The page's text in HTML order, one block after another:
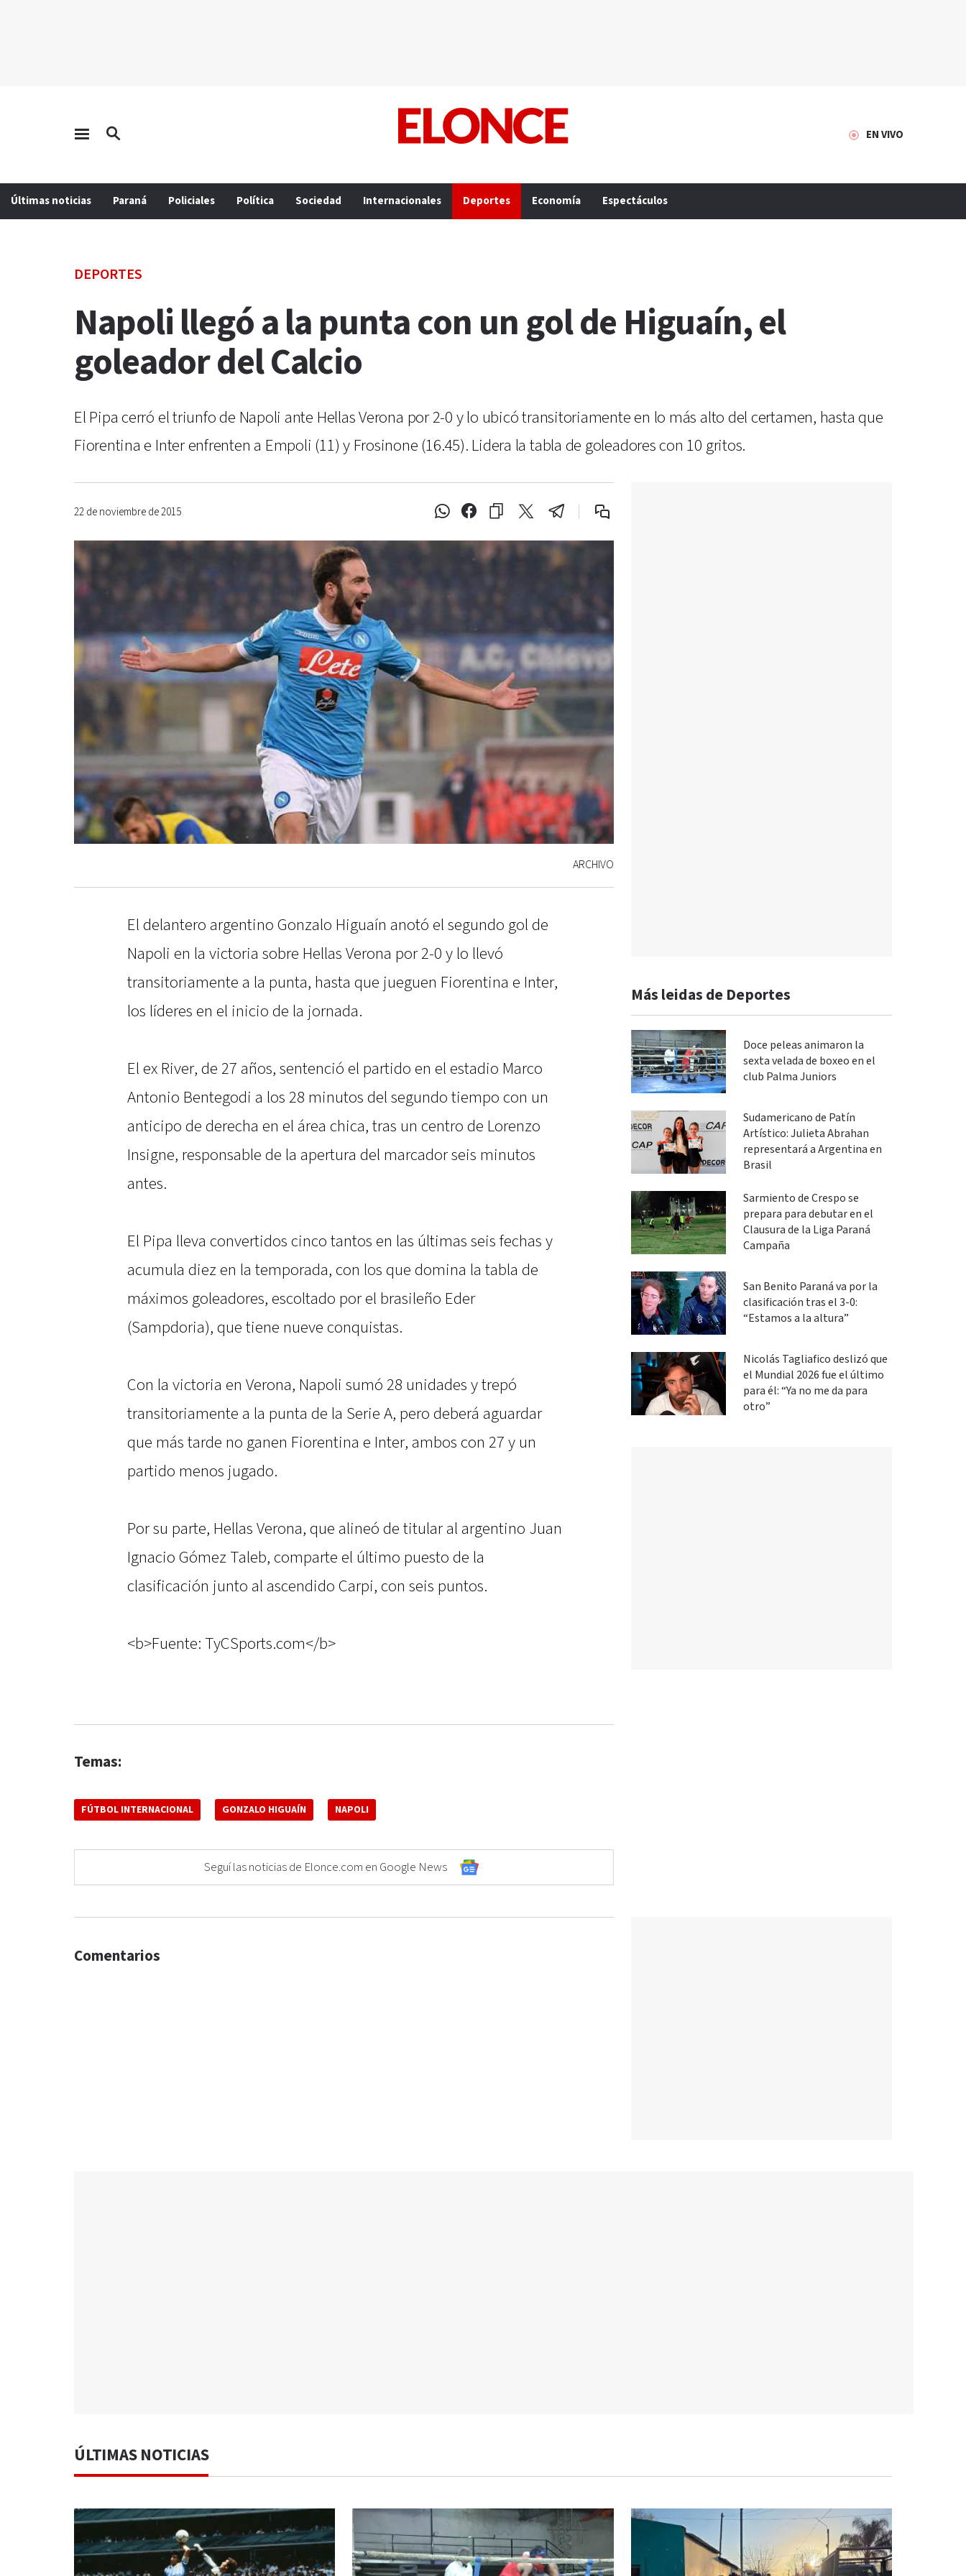
EN VIVO
Últimas noticias Paraná Policiales Política Sociedad Internacionales Deportes Economía Espectáculos
DEPORTES
Napoli llegó a la punta con un gol de Higuaín, el
goleador del Calcio
El Pipa cerró el triunfo de Napoli ante Hellas Verona por 2-0 y lo ubicó transitoriamente en lo más alto del certamen, hasta que
Fiorentina e Inter enfrenten a Empoli (11) y Frosinone (16.45). Lidera la tabla de goleadores con 10 gritos.
22 de noviembre de 2015
ARCHIVO
El delantero argentino Gonzalo Higuaín anotó el segundo gol de
Napoli en la victoria sobre Hellas Verona por 2-0 y lo llevó
transitoriamente a la punta, hasta que jueguen Fiorentina e Inter,
los líderes en el inicio de la jornada.
El ex River, de 27 años, sentenció el partido en el estadio Marco
Antonio Bentegodi a los 28 minutos del segundo tiempo con un
anticipo de derecha en el área chica, tras un centro de Lorenzo
Insigne, responsable de la apertura del marcador seis minutos
antes.
El Pipa lleva convertidos cinco tantos en las últimas seis fechas y
acumula diez en la temporada, con los que domina la tabla de
máximos goleadores, escoltado por el brasileño Eder
(Sampdoria), que tiene nueve conquistas.
Con la victoria en Verona, Napoli sumó 28 unidades y trepó
transitoriamente a la punta de la Serie A, pero deberá aguardar
que más tarde no ganen Fiorentina e Inter, ambos con 27 y un
partido menos jugado.
Por su parte, Hellas Verona, que alineó de titular al argentino Juan
Ignacio Gómez Taleb, comparte el último puesto de la
clasificación junto al ascendido Carpi, con seis puntos.
<b>Fuente: TyCSports.com</b>
Temas:
FÚTBOL INTERNACIONAL GONZALO HIGUAÍN NAPOLI
Seguí las noticias de Elonce.com en Google News
Más leidas de Deportes
Doce peleas animaron la
sexta velada de boxeo en el
club Palma Juniors
Sudamericano de Patín
Artístico: Julieta Abrahan
representará a Argentina en
Brasil
Sarmiento de Crespo se
prepara para debutar en el
Clausura de la Liga Paraná
Campaña
San Benito Paraná va por la
clasificación tras el 3-0:
“Estamos a la altura”
Nicolás Tagliafico deslizó que
el Mundial 2026 fue el último
para él: “Ya no me da para
otro”
Comentarios
ÚLTIMAS NOTICIAS